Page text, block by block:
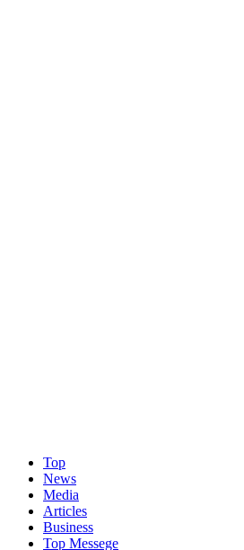
Top
News
Media
Articles
Business
Top Messege